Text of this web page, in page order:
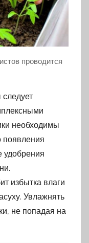
проводится
необходимы
появления
удобрения
избытка влаги
Увлажнять
не попадая на